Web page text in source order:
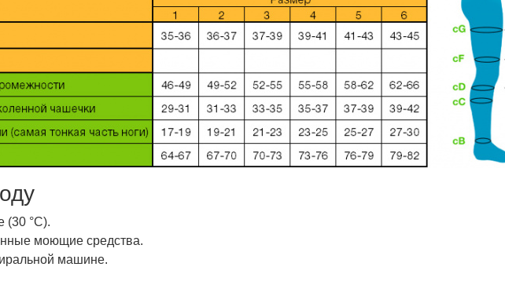
(30 °С).
моющие средства.
машине.